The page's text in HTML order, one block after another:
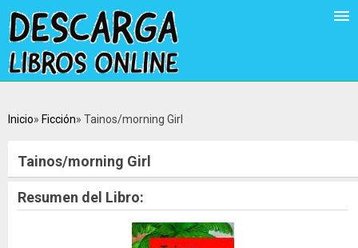
Inicio Ficción Tainos/morning Girl
Tainos/morning Girl
Resumen del Libro: